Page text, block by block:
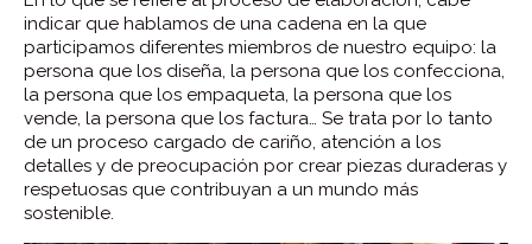
indicar que hablamos de una cadena en la que
participamos diferentes miembros de nuestro equipo: la
persona que los diseña, la persona que los confecciona,
la persona que los empaqueta, la persona que los
vende, la persona que los factura… Se trata por lo tanto
de un proceso cargado de cariño, atención a los
detalles y de preocupación por crear piezas duraderas y
respetuosas que contribuyan a un mundo más
sostenible.